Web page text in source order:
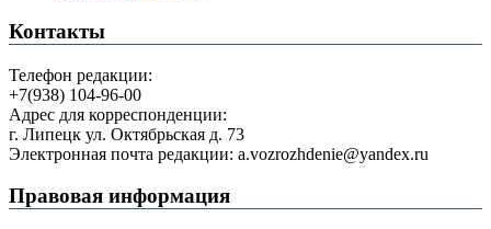
Контакты
Телефон редакции:
+7(938) 104-96-00
Адрес для корреспонденции:
г. Липецк ул. Октябрьская д. 73
Электронная почта редакции: a.vozrozhdenie@yandex.ru
Правовая информация